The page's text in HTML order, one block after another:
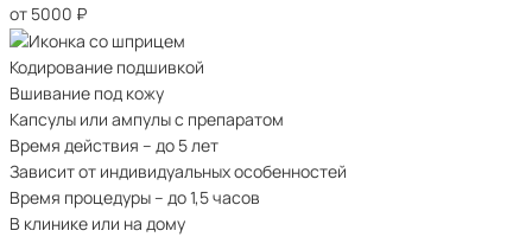
от 5000 ₽
Кодирование подшивкой
Вшивание под кожу
Капсулы или ампулы с препаратом
Время действия – до 5 лет
Зависит от индивидуальных особенностей
Время процедуры – до 1,5 часов
В клинике или на дому